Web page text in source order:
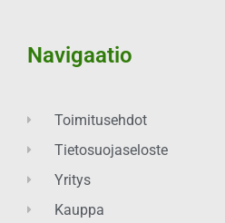
Navigaatio
Toimitusehdot
Tietosuojaseloste
Yritys
Kauppa